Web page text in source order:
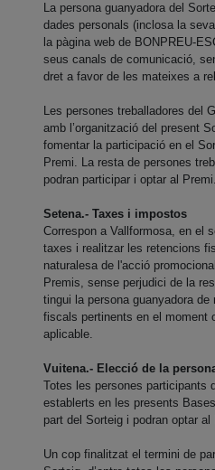
La persona guanyadora del
dades personals (inclosa la
la pàgina web de BONPREU-
seus canals de comunicació,
dret a favor de les mateixes a
Les persones treballadores del
amb l’organització del present
fomentar la participació en el
Premi. La resta de persones
podran participar i optar al Premi.
Setena.- Taxes i impostos
Correspon a Vallformosa, en el
taxes i realitzar les retencions
naturalesa de l'acció
Premis, sense perjudici de la
tingui la persona guanyadora de
fiscals pertinents en el moment
aplicable.
Vuitena.- Elecció de la
Totes les persones participants
establerts en les presents
part del Sorteig i podran optar al
Un cop finalitzat el termini de